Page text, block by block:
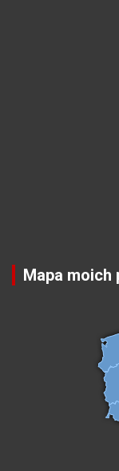
Mapa moich